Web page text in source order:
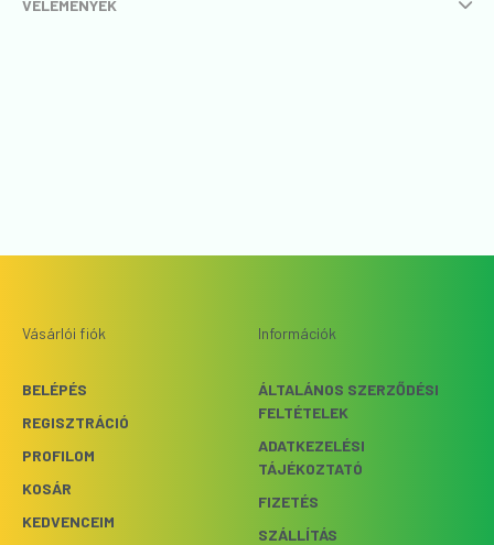
VÉLEMÉNYEK
Vásárlói fiók
BELÉPÉS
REGISZTRÁCIÓ
PROFILOM
KOSÁR
KEDVENCEIM
Információk
ÁLTALÁNOS SZERZŐDÉSI
FELTÉTELEK
ADATKEZELÉSI
TÁJÉKOZTATÓ
FIZETÉS
SZÁLLÍTÁS